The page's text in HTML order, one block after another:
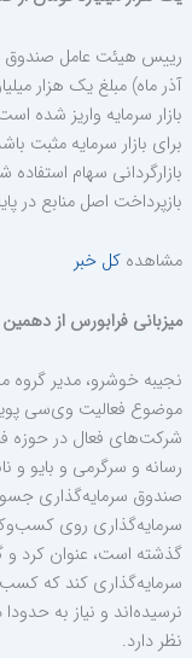
آذر ماه) مبلغ یک هزار
بازار سرمایه واریز شده
برای بازار سرمایه مثبت
بازارگردانی سهام
بازپرداخت اصل منابع در
مشاهده کل خبر
میزبانی فرابورس از
نجیبه خوشرو، مدیر گروه
موضوع فعالیت وی‌سی پویا
شرکت‌های فعال در حوزه
رسانه و سرگرمی و بایو و
صندوق سرمایه‌گذاری
سرمایه‌گذاری روی
سرمایه‌گذاری کند که
نرسیده‌اند و نیاز به
نظر دارد.